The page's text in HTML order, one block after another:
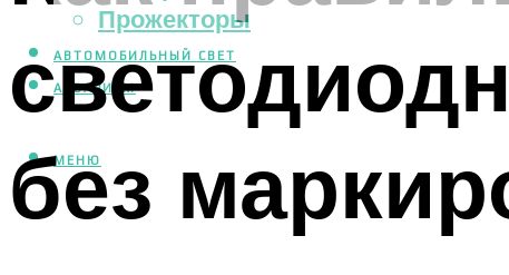
Прожекторы
АВТОМОБИЛЬНЫЙ СВЕТ
АКВАРИУМ
МЕНЮ
без